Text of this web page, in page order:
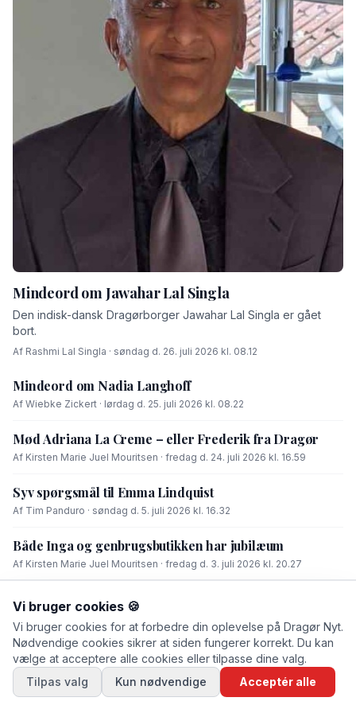
Mindeord om Jawahar Lal Singla
Den indisk-dansk Dragørborger Jawahar Lal Singla er gået
bort.
Af Rashmi Lal Singla · søndag d. 26. juli 2026 kl. 08.12
Mindeord om Nadia Langhoff
Af Wiebke Zickert · lørdag d. 25. juli 2026 kl. 08.22
Mød Adriana La Creme – eller Frederik fra Dragør
Af Kirsten Marie Juel Mouritsen · fredag d. 24. juli 2026 kl. 16.59
Syv spørgsmål til Emma Lindquist
Af Tim Panduro · søndag d. 5. juli 2026 kl. 16.32
Både Inga og genbrugsbutikken har jubilæum
Af Kirsten Marie Juel Mouritsen · fredag d. 3. juli 2026 kl. 20.27
Syv spørgsmål til…
Af Kirsten Marie Juel Mouritsen · lørdag d. 20. juni 2026 kl. 20.21
Vi bruger cookies 🍪
Vi bruger cookies for at forbedre din oplevelse på Dragør Nyt.
Nødvendige cookies sikrer at siden fungerer korrekt. Du kan
vælge at acceptere alle cookies eller tilpasse dine valg.
Tilpas valg
Kun nødvendige Acceptér alle